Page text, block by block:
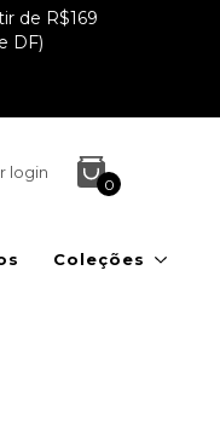
de R$169
DF)
login
0
Coleções